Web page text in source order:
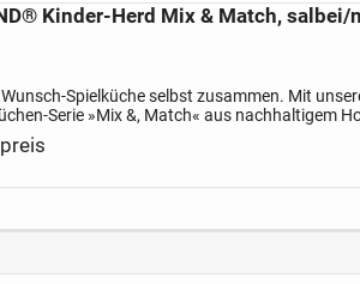
Kinder-Herd Mix & Match, salbei/
Spielküche selbst zusammen. Mit
Serie »Mix &, Match« aus nachhaltigem
möglich. Der Spielherd ist ein Bauteil zur